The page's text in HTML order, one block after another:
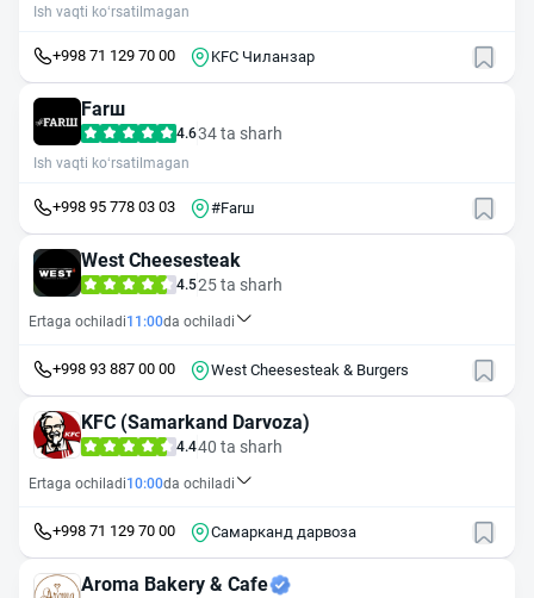
Ish vaqti ko‘rsatilmagan
+998 71 129 70 00 KFC Чиланзар
Farш
4.634 ta sharh
Ish vaqti ko‘rsatilmagan
+998 95 778 03 03 #Farш
West Cheesesteak
4.525 ta sharh
Ertaga ochiladi11:00da ochiladi
+998 93 887 00 00 West Cheesesteak & Burgers
KFC (Samarkand Darvoza)
4.440 ta sharh
Ertaga ochiladi10:00da ochiladi
+998 71 129 70 00 Самарканд дарвоза
Aroma Bakery & Cafe